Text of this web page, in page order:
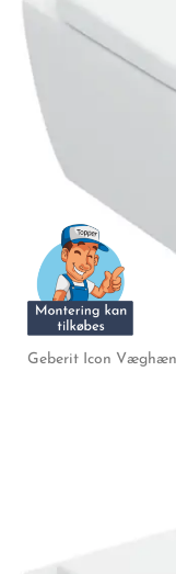
Geberit Icon